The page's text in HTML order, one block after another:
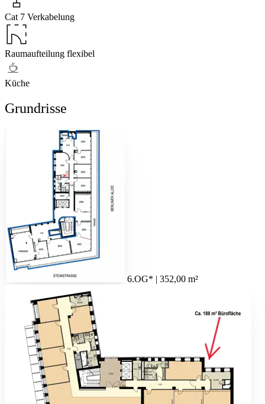
Cat 7 Verkabelung
Raumaufteilung flexibel
Küche
Grundrisse
6.OG* | 352,00 m²